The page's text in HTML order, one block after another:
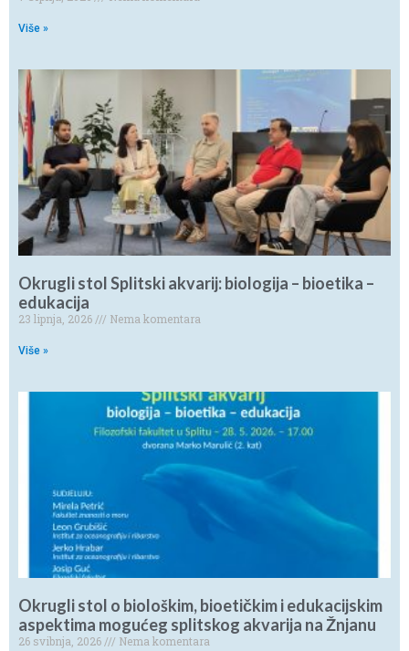
Više »
Okrugli stol Splitski akvarij: biologija – bioetika –
edukacija
23 lipnja, 2026 Nema komentara
Više »
Okrugli stol o biološkim, bioetičkim i edukacijskim
aspektima mogućeg splitskog akvarija na Žnjanu
26 svibnja, 2026 Nema komentara